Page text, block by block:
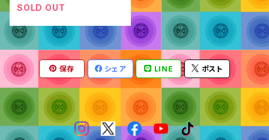
SOLD OUT
保存 シェア LINE ポスト